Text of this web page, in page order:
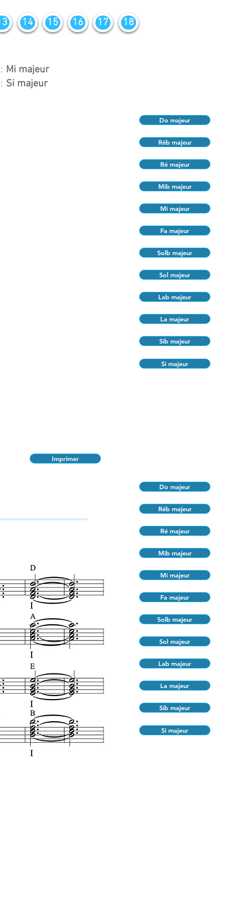
Mi majeur
Si majeur
14 15 16 17 18
Do majeur
Réb majeur
Ré majeur
Mib majeur
Mi majeur
Fa majeur
Solb majeur
Sol majeur
Lab majeur
La majeur
Sib majeur
Si majeur
Imprimer
Do majeur
Réb majeur
Ré majeur
Mib majeur
Mi majeur
Fa majeur
Solb majeur
Sol majeur
Lab majeur
La majeur
Sib majeur
Si majeur